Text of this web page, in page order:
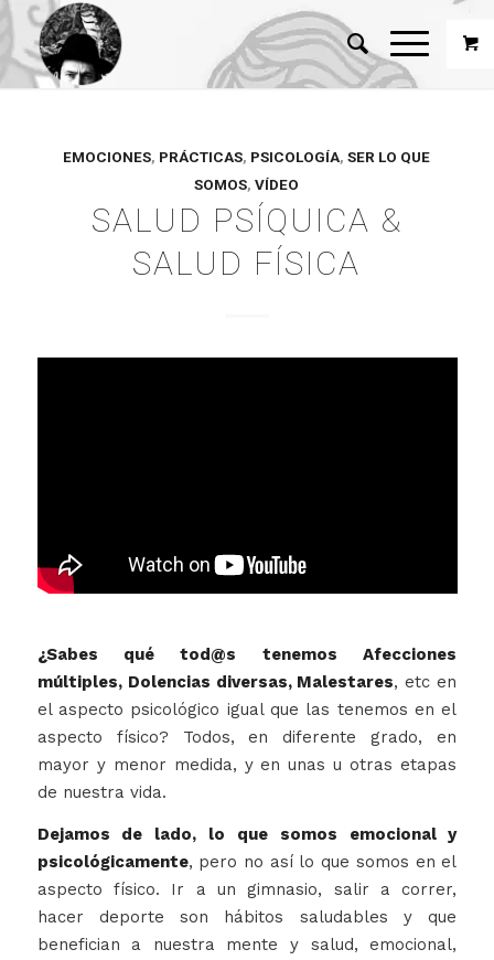
EMOCIONES, PRÁCTICAS, PSICOLOGÍA,SER LO QUE
SOMOS,VÍDEO
SALUD PSÍQUICA &
SALUD FÍSICA
¿Sabes qué tod@s tenemos Afecciones
múltiples, Dolencias diversas, Malestares, etc en
el aspecto psicológico igual que las tenemos en el
aspecto físico? Todos, en diferente grado, en
mayor y menor medida, y en unas u otras etapas
de nuestra vida.
Dejamos de lado, lo que somos emocional y
psicológicamente, pero no así lo que somos en el
aspecto físico. Ir a un gimnasio, salir a correr,
hacer deporte son hábitos saludables y que
benefician a nuestra mente y salud, emocional,